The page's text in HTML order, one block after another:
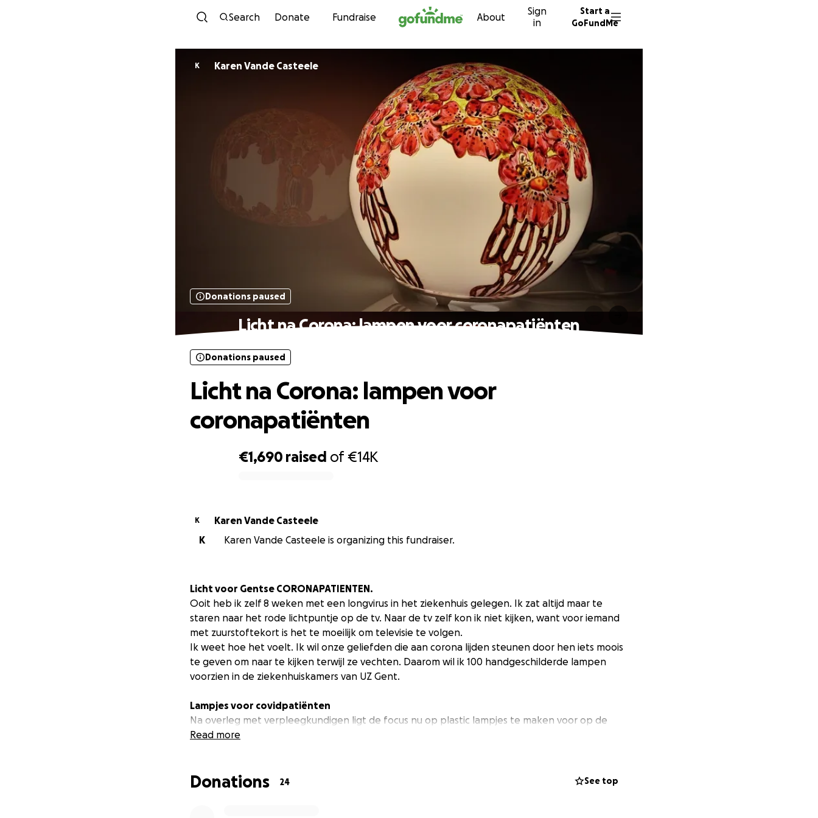
Skip to content
Search Donate Fundraise About
Sign
in
Start a
GoFundMe
K Karen Vande Casteele
Donations paused
Licht na Corona: lampen voor coronapatiënten
€1,690 raised of€14K
Donations paused
Licht na Corona: lampen voor
coronapatiënten
K
Karen Vande Casteele
K
Karen Vande Casteele is organizing this fundraiser.
Licht voor Gentse CORONAPATIENTEN.
Ooit heb ik zelf 8 weken met een longvirus in het ziekenhuis gelegen. Ik zat altijd maar te
staren naar het rode lichtpuntje op de tv. Naar de tv zelf kon ik niet kijken, want voor iemand
met zuurstoftekort is het te moeilijk om televisie te volgen.
Ik weet hoe het voelt. Ik wil onze geliefden die aan corona lijden steunen door hen iets moois
te geven om naar te kijken terwijl ze vechten. Daarom wil ik 100 handgeschilderde lampen
voorzien in de ziekenhuiskamers van UZ Gent.
Lampjes voor covidpatiënten
Na overleg met verpleegkundigen ligt de focus nu op plastic lampjes te maken voor op de
kamers van covidpatiënten. De 100 glazen lampen werden gemaakt. Zij zullen als het weer
Ondertussen wordt ook alles in het werk gesteld om plastic lampjes tot in de ziekenhuizen te
Read more
Donations 24 See top